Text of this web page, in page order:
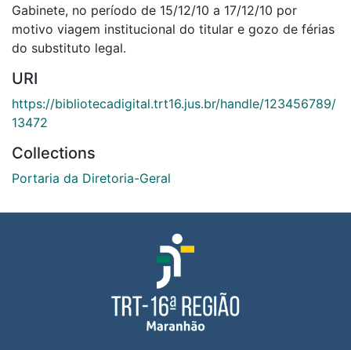
Gabinete, no período de 15/12/10 a 17/12/10 por
motivo viagem institucional do titular e gozo de férias
do substituto legal.
URI
https://bibliotecadigital.trt16.jus.br/handle/123456789/
13472
Collections
Portaria da Diretoria-Geral